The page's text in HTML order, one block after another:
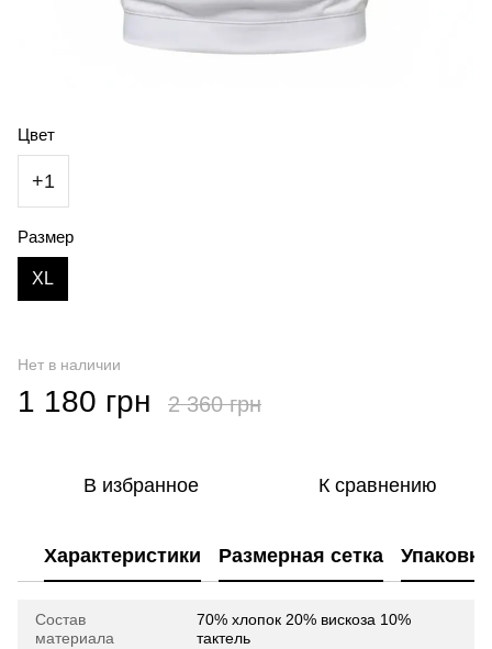
Цвет
+1
Размер
XL
Нет в наличии
1 180 грн 2 360 грн
В избранное К сравнению
Характеристики Размерная сетка Упаковка
Состав
материала
70% хлопок 20% вискоза 10%
тактель